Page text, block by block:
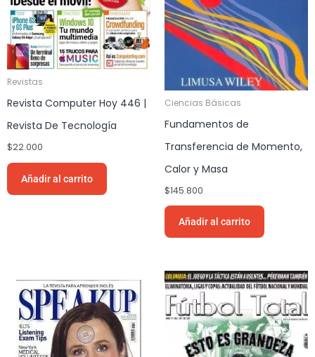
Revistas
Revista Computer Hoy 446 |
Revista De Tecnología
$22.000
Añadir al carrito
Ciencias Básicas
Fundamentos de
Transferencia de Momento,
Calor y Masa
$145.800
Añadir al carrito